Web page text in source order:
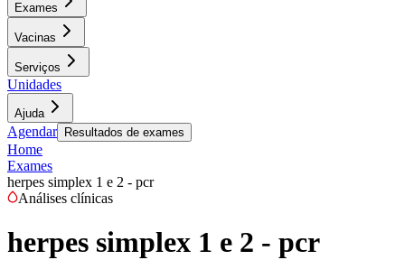
Exames
Vacinas
Serviços
Unidades
Ajuda
Agendar Resultados de exames
Home
Exames
herpes simplex 1 e 2 - pcr
Análises clínicas
herpes simplex 1 e 2 - pcr